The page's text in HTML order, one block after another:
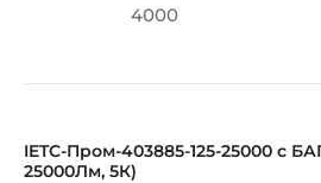
4000
IETC-Пром-403885-125-25000 с
25000Лм, 5К)